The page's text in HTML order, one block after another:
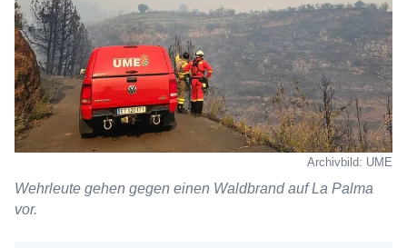
Archivbild: UME
Wehrleute gehen gegen einen Waldbrand auf La Palma
vor.